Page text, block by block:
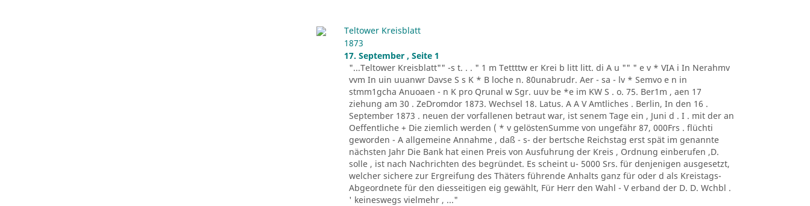
Teltower Kreisblatt
1873
17. September , Seite 1
"...Teltower Kreisblatt"" -s t. . . " 1 m Tettttw er Krei b litt litt. di A u "" " e v * VIA i In Nerahmv
vvm In uin uuanwr Davse S s K * B loche n. 80unabrudr. Aer - sa - lv * Semvo e n in
stmm1gcha Anuoaen - n K pro Qrunal w Sgr. uuv be *e im KW S . o. 75. Ber1m , aen 17
ziehung am 30 . ZeDromdor 1873. Wechsel 18. Latus. A A V Amtliches . Berlin, In den 16 .
September 1873 . neuen der vorfallenen betraut war, ist senem Tage ein , Juni d . I . mit der an
Oeffentliche + Die ziemlich werden ( * v gelöstenSumme von ungefähr 87, 000Frs . flüchti
geworden - A allgemeine Annahme , daß - s- der bertsche Reichstag erst spät im genannte
nächsten Jahr Die Bank hat einen Preis von Ausfuhrung der Kreis , Ordnung einberufen ,D.
solle , ist nach Nachrichten des begründet. Es scheint u- 5000 Srs. für denjenigen ausgesetzt,
welcher sichere zur Ergreifung des Thäters führende Anhalts ganz für oder d als Kreistags-
Abgeordnete für den diesseitigen eig gewählt, Für Herr den Wahl - V erband der D. D. Wchbl .
' keineswegs vielmehr , ..."